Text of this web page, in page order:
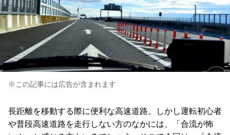
※この記事には広告が含まれます
長距離を移動する際に便利な高速道路。しかし運転初心者
や普段高速道路を走行しない方のなかには、「合流が怖